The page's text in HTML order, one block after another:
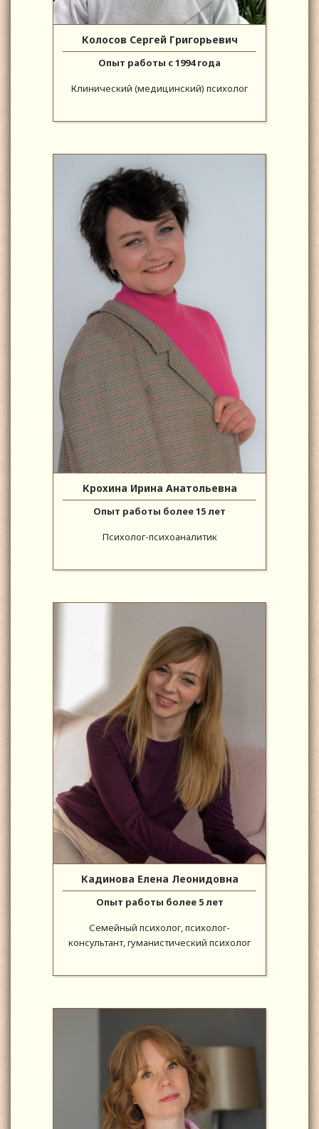
Колосов Сергей Григорьевич
Опыт работы с 1994 года
Клинический (медицинский) психолог
Крохина Ирина Анатольевна
Опыт работы более 15 лет
Психолог-психоаналитик
Кадинова Елена Леонидовна
Опыт работы более 5 лет
Семейный психолог, психолог-
консультант, гуманистический психолог